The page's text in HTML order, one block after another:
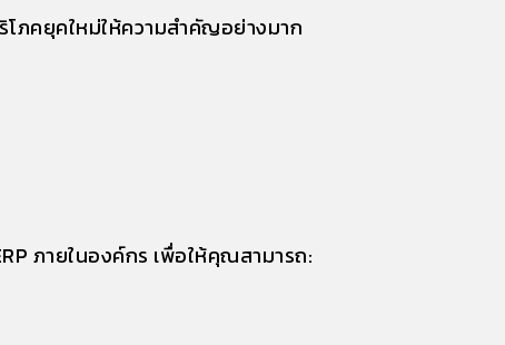
โภคยุคใหม่ให้ความสำคัญอย่างมาก
ภายในองค์กร เพื่อให้คุณสามารถ: